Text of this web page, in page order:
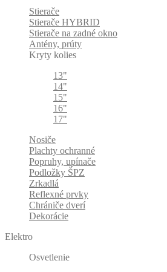
Stierače
Stierače HYBRID
Stierače na zadné okno
Antény, prúty
Kryty kolies
13"
14"
15"
16"
17"
Nosiče
Plachty ochranné
Popruhy, upínače
Podložky ŠPZ
Zrkadlá
Reflexné prvky
Chrániče dverí
Dekorácie
Elektro
Osvetlenie